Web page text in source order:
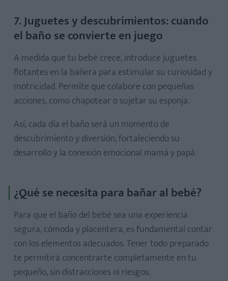
7. Juguetes y descubrimientos: cuando
el baño se convierte en juego
A medida que tu bebé crece, introduce juguetes
flotantes en la bañera para estimular su curiosidad y
motricidad. Permite que colabore con pequeñas
acciones, como chapotear o sujetar su esponja.
Así, cada día el baño será un momento de
descubrimiento y diversión, fortaleciendo su
desarrollo y la conexión emocional mamá y papá.
¿Qué se necesita para bañar al bebé?
Para que el baño del bebé sea una experiencia
segura, cómoda y placentera, es fundamental contar
con los elementos adecuados. Tener todo preparado
te permitirá concentrarte completamente en tu
pequeño, sin distracciones ni riesgos.